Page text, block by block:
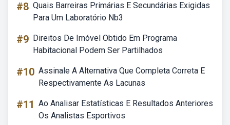
#8 Quais Barreiras Primárias E Secundárias Exigidas
Para Um Laboratório Nb3
#9 Direitos De Imóvel Obtido Em Programa
Habitacional Podem Ser Partilhados
#10 Assinale A Alternativa Que Completa Correta E
Respectivamente As Lacunas
#11 Ao Analisar Estatísticas E Resultados Anteriores
Os Analistas Esportivos